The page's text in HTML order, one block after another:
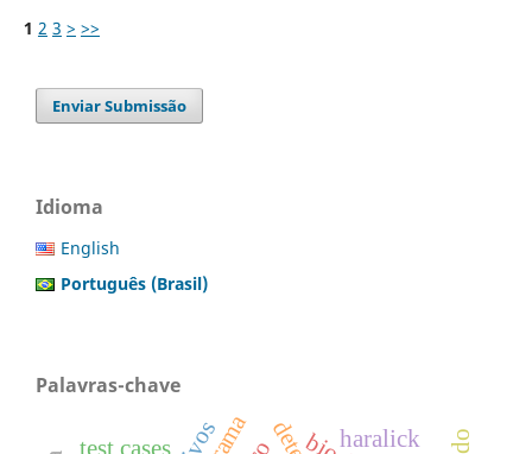
1 2 3 > >>
Enviar Submissão
Idioma
English
Português (Brasil)
Palavras-chave
test cases haralick